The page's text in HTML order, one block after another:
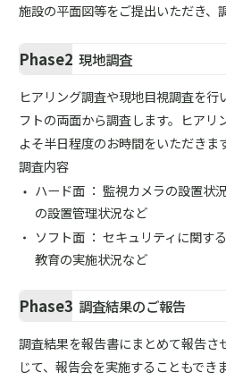
施設の平面図等をご提出いただき、
Phase2 現地調査
ヒアリング調査や現地目視調査を行
フトの両面から調査します。ヒア
よそ半日程度のお時間をいただきま
調査内容
ハード面 ： 監視カメラの設置状
の設置管理状況など
ソフト面 ： セキュリティに関す
教育の実施状況など
Phase3 調査結果のご報告
調査結果を報告書にまとめて報告さ
じて、報告会を実施することもできま